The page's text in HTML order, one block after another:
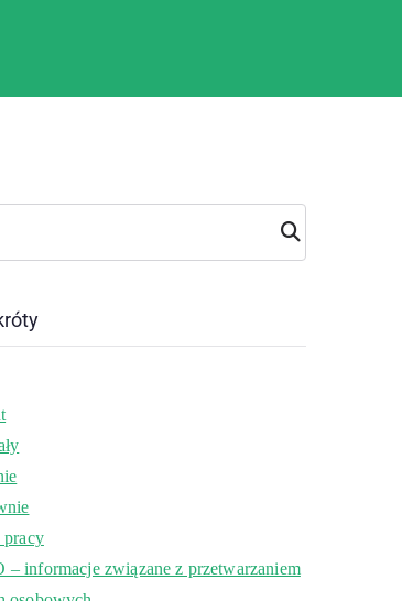
Szuk
aj
– informacje związane z przetwarzaniem